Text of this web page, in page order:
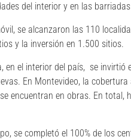
del interior y en las
se alcanzaron las 110
y la inversión en 1.500 sitios.
en el interior del país, se invirtió
En Montevideo, la
encuentran en obras. En total,
se completó el 100% de los